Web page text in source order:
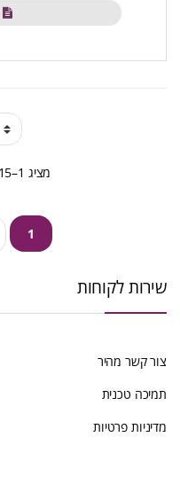
מציג 1–15 מתוך 37 תוצאות
1
שירות לקוחות
צור קשר מהיר
תמיכה טכנית
מדיניות פרטיות